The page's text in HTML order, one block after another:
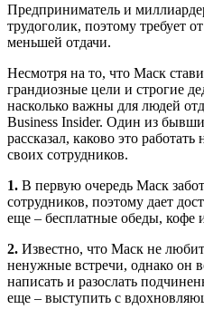
Предприниматель и
трудоголик, поэтому требует
меньшей отдачи.
Несмотря на то, что Маск
грандиозные цели и строгие
насколько важны для людей
Business Insider. Один из
рассказал, каково это
своих сотрудников.
1. В первую очередь Маск
сотрудников, поэтому дает
еще – бесплатные обеды, кофе
2. Известно, что Маск не любит
ненужные встречи, однако он
написать и разослать
еще – выступить с